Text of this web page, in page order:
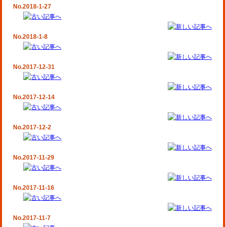
No.2018-1-27
No.2018-1-8
No.2017-12-31
No.2017-12-14
No.2017-12-2
No.2017-11-29
No.2017-11-16
No.2017-11-7